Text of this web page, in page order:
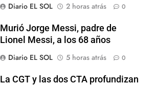
Diario EL SOL
2 horas atrás 0
Murió Jorge Messi, padre de
Lionel Messi, a los 68 años
Diario EL SOL
5 horas atrás 0
La CGT y las dos CTA profundizan